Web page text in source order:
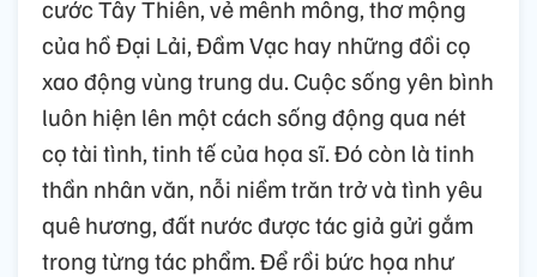
cước Tây Thiên, vẻ mênh mông, thơ mộng
của hồ Đại Lải, Đầm Vạc hay những đồi cọ
xao động vùng trung du. Cuộc sống yên bình
luôn hiện lên một cách sống động qua nét
cọ tài tình, tinh tế của họa sĩ. Đó còn là tinh
thần nhân văn, nỗi niềm trăn trở và tình yêu
quê hương, đất nước được tác giả gửi gắm
trong từng tác phẩm. Để rồi bức họa như